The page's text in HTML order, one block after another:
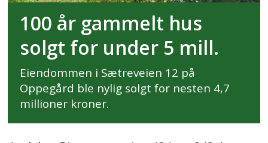
100 år gammelt hus
solgt for under 5 mill.
Eiendommen i Sætreveien 12 på
Oppegård ble nylig solgt for nesten 4,7
millioner kroner.